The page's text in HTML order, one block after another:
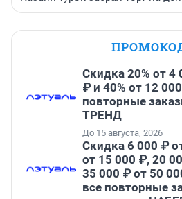
Скидка 20% от 4
₽ и 40% от 12
повторные
ТРЕНД
До 15 августа, 2026
Скидка 6 000 ₽
от 15 000 ₽, 20
35 000 ₽ от 50
все повторные